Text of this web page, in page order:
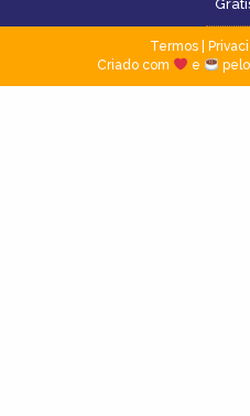
Termos|
Criado com
e